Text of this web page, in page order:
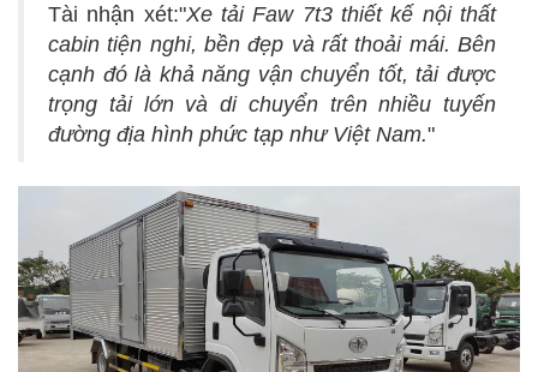
Tài nhận xét:"Xe tải Faw 7t3 thiết kế nội thất
cabin tiện nghi, bền đẹp và rất thoải mái. Bên
cạnh đó là khả năng vận chuyển tốt, tải được
trọng tải lớn và di chuyển trên nhiều tuyến
đường địa hình phức tạp như Việt Nam."